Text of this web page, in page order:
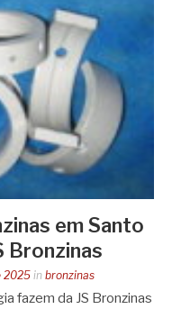
em Santo
Bronzinas
2025 in bronzinas
fazem da JS Bronzinas